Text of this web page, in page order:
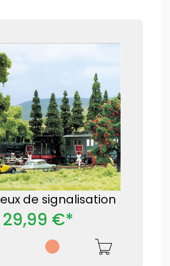
de signalisation
29,99 €*